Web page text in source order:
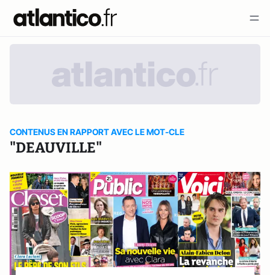
CONTENUS EN RAPPORT AVEC LE MOT-CLE
"DEAUVILLE"